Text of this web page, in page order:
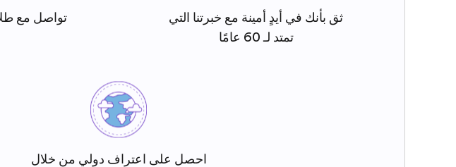
ثق بأنك في أيدٍ أمينة مع خبرتنا التي
تمتد لـ 60 عامًا
احصل على اعتراف دولي من خلال